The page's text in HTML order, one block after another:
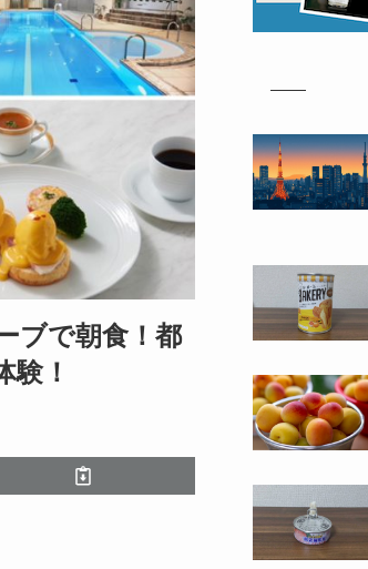
ブで朝食！都
験！